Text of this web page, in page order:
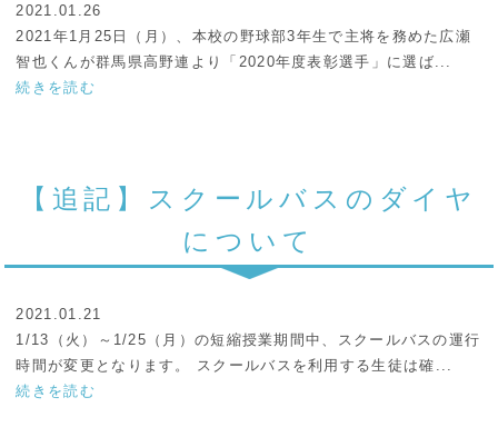
2021.01.26
2021年1月25日（月）、本校の野球部3年生で主将を務めた広瀬
智也くんが群馬県高野連より「2020年度表彰選手」に選ば...
続きを読む
【追記】スクールバスのダイヤ
について
2021.01.21
1/13（火）～1/25（月）の短縮授業期間中、スクールバスの運行
時間が変更となります。 スクールバスを利用する生徒は確...
続きを読む